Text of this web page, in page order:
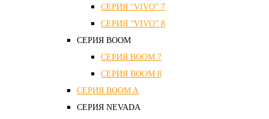
СЕРИЯ “VIVO” 7
СЕРИЯ “VIVO” 8
СЕРИЯ ВOOM
СЕРИЯ ВOOM 7
СЕРИЯ ВOOM 8
СЕРИЯ ВOOM A
СЕРИЯ NEVADA